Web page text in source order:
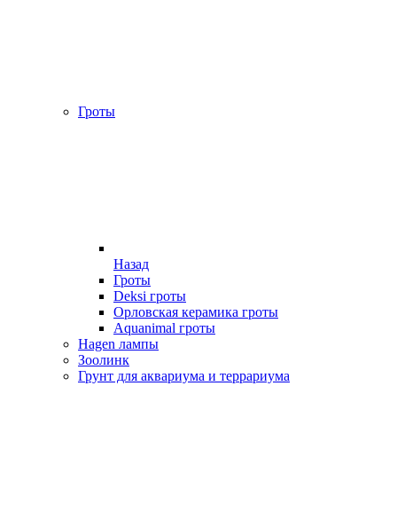
Гроты
Назад
Гроты
Deksi гроты
Орловская керамика гроты
Aquanimal гроты
Hagen лампы
Зоолинк
Грунт для аквариума и террариума